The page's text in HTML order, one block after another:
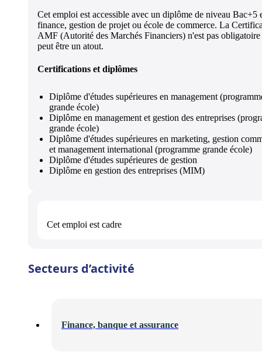
Cet emploi est accessible avec un diplôme de niveau Bac+5
finance, gestion de projet ou école de commerce. La
AMF (Autorité des Marchés Financiers) n'est pas obligatoire
peut être un atout.
Certifications et diplômes
Diplôme d'études supérieures en management
grande école)
Diplôme en management et gestion des entreprises
grande école)
Diplôme d'études supérieures en marketing, gestion
et management international (programme grande école)
Diplôme d'études supérieures de gestion
Diplôme en gestion des entreprises (MIM)
Cet emploi estcadre
Secteurs d’activité
Finance, banque et assurance